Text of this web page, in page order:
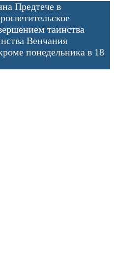
Предтече в
таинства
Венчания
понедельника в 18